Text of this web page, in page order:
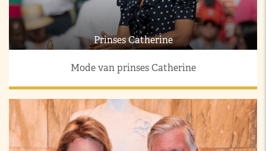
Prinses Catherine
Mode van prinses Catherine